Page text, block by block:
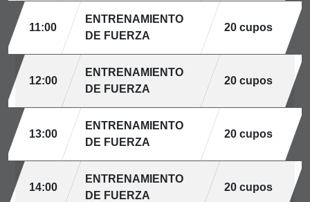
11:00
ENTRENAMIENTO
DE FUERZA
20 cupos
12:00
ENTRENAMIENTO
DE FUERZA
20 cupos
13:00
ENTRENAMIENTO
DE FUERZA
20 cupos
14:00
ENTRENAMIENTO
DE FUERZA
20 cupos